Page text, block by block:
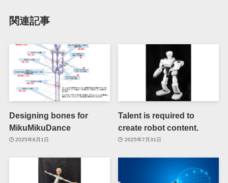
関連記事
Designing bones for
MikuMikuDance
2025年8月1日
Talent is required to
create robot content.
2025年7月31日